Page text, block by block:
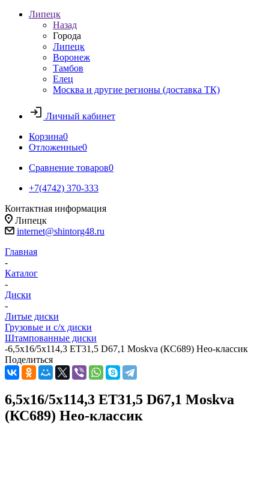
Липецк
Назад
Города
Липецк
Воронеж
Тамбов
Елец
Москва и другие регионы (доставка ТК)
Личный кабинет
Корзина0
Отложенные0
Сравнение товаров0
+7(4742) 370-333
Контактная информация
Липецк
internet@shintorg48.ru
Главная
-
Каталог
-
Диски
-
Литые диски
Грузовые и с/х диски
Штампованные диски
-6,5x16/5x114,3 ET31,5 D67,1 Moskva (КС689) Нео-классик
Поделиться
6,5x16/5x114,3 ET31,5 D67,1 Moskva
(КС689) Нео-классик